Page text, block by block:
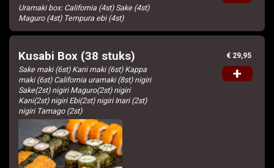
Uramaki box: California (4st) Sake (4st)
Maguro (4st) Tempura ebi (4st)
Kusabi Box (38 stuks)
Sake maki (6st) Kani maki (6st) Kappa
maki (6st) California uramaki (8st) nigiri
Sake(2st) nigiri Maguro(2st) nigiri
Kani(2st) nigiri Ebi(2st) nigiri Inari (2st)
nigiri Tamago (2st)
€ 29,95
+